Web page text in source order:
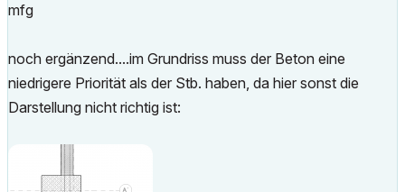
mfg
noch ergänzend....im Grundriss muss der Beton eine
niedrigere Priorität als der Stb. haben, da hier sonst die
Darstellung nicht richtig ist: